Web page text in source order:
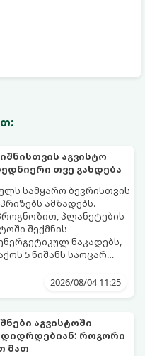
აგვისტო
თვე გახდება
სამყარო ბევრისთვის
ამზადებს.
პლანეტების
შექმნის
ნაკადებს,
5 ნიშანს საოცარ
თვე აღმოჩნდება.
2026/08/04 11:25
აგვისტოში
როგორი
მათ